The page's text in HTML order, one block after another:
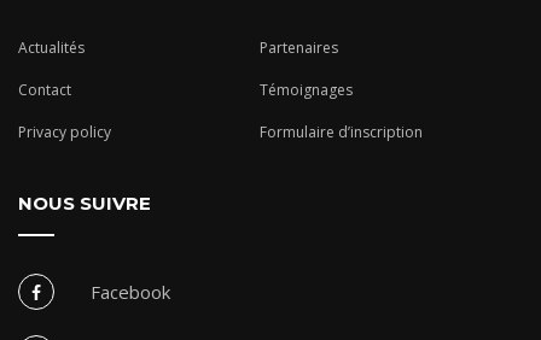
Actualités Partenaires
Contact Témoignages
Privacy policy Formulaire d’inscription
NOUS SUIVRE
Facebook